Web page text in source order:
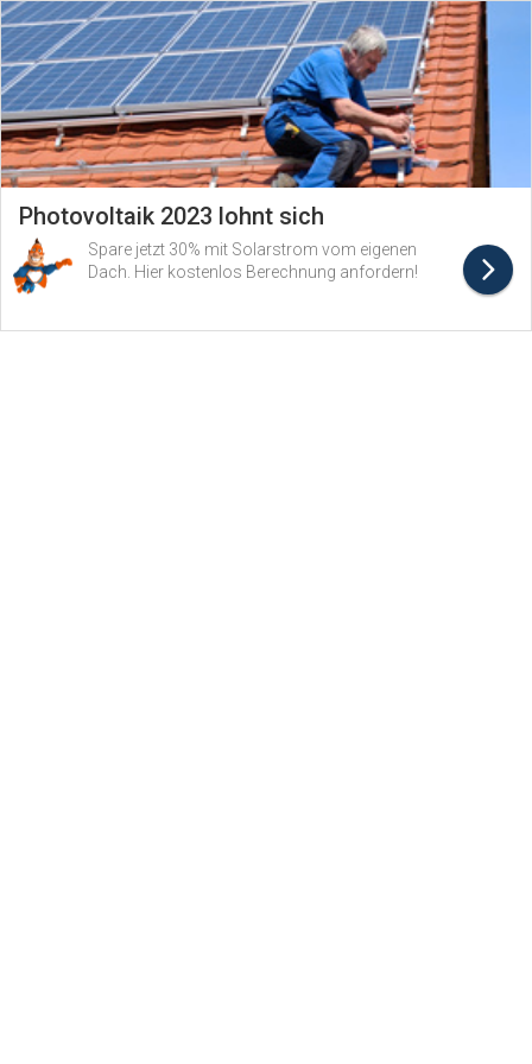
Photovoltaik 2023 lohnt sich
Spare jetzt 30% mit Solarstrom vom eigenen
Dach. Hier kostenlos Berechnung anfordern!